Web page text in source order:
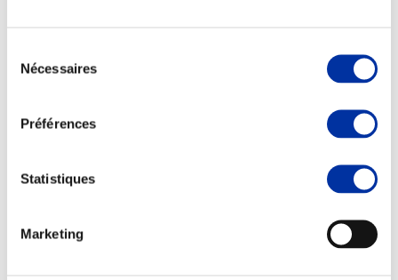
Nécessaires
Préférences
Statistiques
Marketing